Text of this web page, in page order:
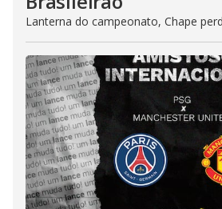
Lanterna do campeonato, Chape